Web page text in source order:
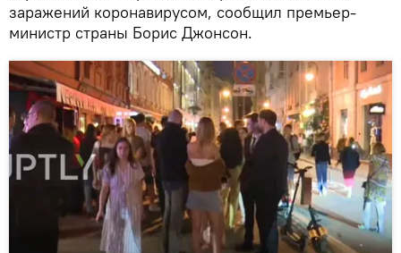
заражений коронавирусом, сообщил премьер-
министр страны Борис Джонсон.